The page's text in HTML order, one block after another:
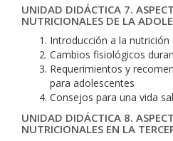
UNIDAD DIDÁCTICA 7.
NUTRICIONALES DE LA
Introducción a la nutrición
Cambios fisiológicos
Requerimientos y
para adolescentes
Consejos para una vida
UNIDAD DIDÁCTICA 8.
NUTRICIONALES EN LA